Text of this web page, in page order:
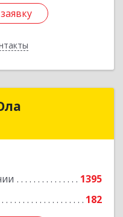
1395
182
Йошкар-Ола
Подробнее